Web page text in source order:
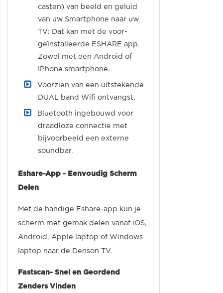
casten) van beeld en geluid
van uw Smartphone naar uw
TV: Dat kan met de voor-
geïnstalleerde ESHARE app.
Zowel met een Android of
IPhone smartphone.
Voorzien van een uitstekende
DUAL band Wifi ontvangst.
Bluetooth ingebouwd voor
draadloze connectie met
bijvoorbeeld een externe
soundbar.
Eshare-App - Eenvoudig Scherm
Delen
Met de handige Eshare-app kun je
scherm met gemak delen vanaf iOS,
Android, Apple laptop of Windows
laptop naar de Denson TV.
Fastscan- Snel en Geordend
Zenders Vinden